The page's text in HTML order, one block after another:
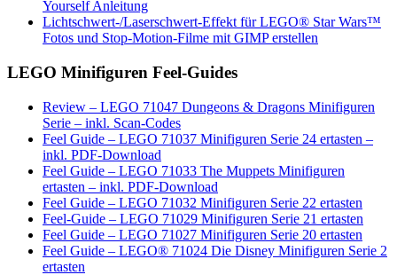
Yourself Anleitung
Lichtschwert-/Laserschwert-Effekt für LEGO® Star Wars™
Fotos und Stop-Motion-Filme mit GIMP erstellen
LEGO Minifiguren Feel-Guides
Review – LEGO 71047 Dungeons & Dragons Minifiguren
Serie – inkl. Scan-Codes
Feel Guide – LEGO 71037 Minifiguren Serie 24 ertasten –
inkl. PDF-Download
Feel Guide – LEGO 71033 The Muppets Minifiguren
ertasten – inkl. PDF-Download
Feel Guide – LEGO 71032 Minifiguren Serie 22 ertasten
Feel-Guide – LEGO 71029 Minifiguren Serie 21 ertasten
Feel Guide – LEGO 71027 Minifiguren Serie 20 ertasten
Feel Guide – LEGO® 71024 Die Disney Minifiguren Serie 2
ertasten